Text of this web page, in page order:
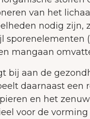
van het
nodig zijn,
sporenelementen
mangaan
bij aan de
daarnaast een
en het
voor de